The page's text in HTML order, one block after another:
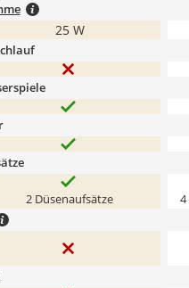
25 W
2 Düsenaufsätze 4